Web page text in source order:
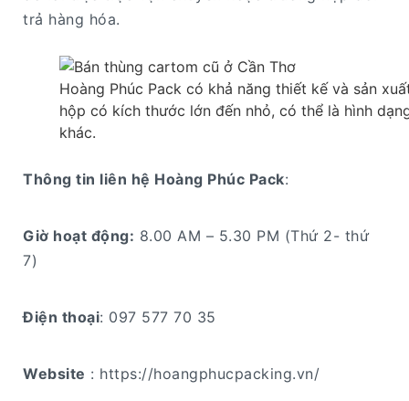
trả hàng hóa.
Hoàng Phúc Pack có khả năng thiết kế và sản
hộp có kích thước lớn đến nhỏ, có thể là hình
khác.
Thông tin liên hệ Hoàng Phúc Pack:
Giờ hoạt động: 8.00 AM – 5.30 PM (Thứ 2- thứ
7)
Điện thoại: 097 577 70 35
Website : https://hoangphucpacking.vn/